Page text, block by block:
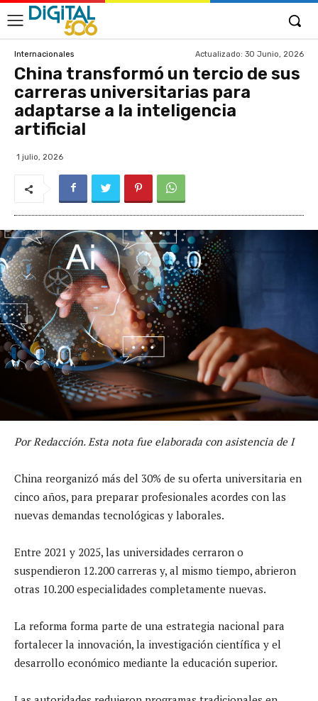
Internacionales Actualizado: 30 Junio, 2026
China transformó un tercio de sus
carreras universitarias para
adaptarse a la inteligencia
artificial
1 julio, 2026
Por Redacción. Esta nota fue elaborada con asistencia de I
China reorganizó más del 30% de su oferta universitaria en
cinco años, para preparar profesionales acordes con las
nuevas demandas tecnológicas y laborales.
Entre 2021 y 2025, las universidades cerraron o
suspendieron 12.200 carreras y, al mismo tiempo, abrieron
otras 10.200 especialidades completamente nuevas.
La reforma forma parte de una estrategia nacional para
fortalecer la innovación, la investigación científica y el
desarrollo económico mediante la educación superior.